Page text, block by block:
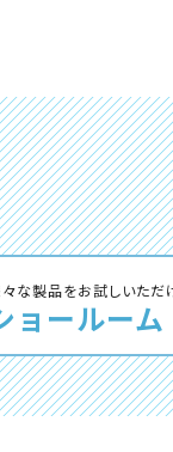
な製品をお試しいただ
ョールーム